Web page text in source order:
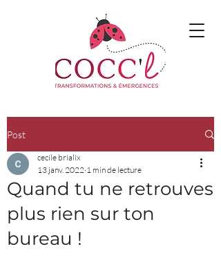
Post
Quand tu ne retrouves
plus rien sur ton
bureau !
cecile brialix
13 janv. 2022 1 min de lecture